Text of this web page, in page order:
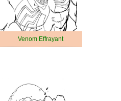
Venom Effrayant